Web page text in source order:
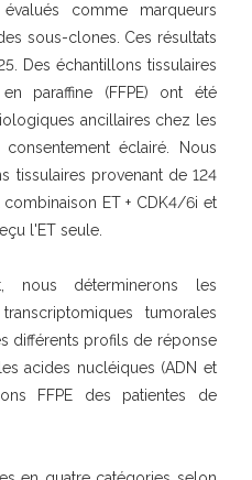
comme marqueurs
sous-clones. Ces résultats
Des échantillons tissulaires
paraffine (FFPE) ont été
ancillaires chez les
éclairé. Nous
tissulaires provenant de 124
ET + CDK4/6i et
l'ET seule.
nous déterminerons les
tumorales
différents profils de réponse
acides nucléiques (ADN et
FFPE des patientes de